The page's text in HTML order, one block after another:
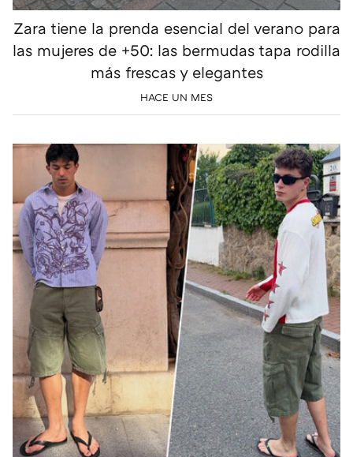
Zara tiene la prenda esencial del verano para
las mujeres de +50: las bermudas tapa rodilla
más frescas y elegantes
HACE UN MES